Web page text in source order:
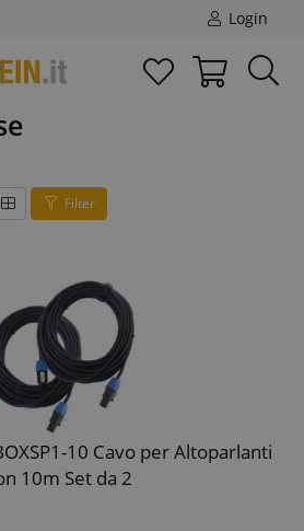
Login
Filter
10 Cavo per Altoparlanti
10m Set da 2